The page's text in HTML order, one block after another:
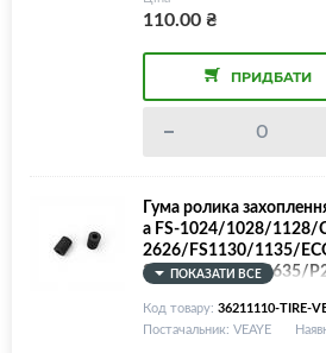
110.00₴
ПРИДБАТИ
Гума ролика
a FS-1024/1028/1128/
2626/FS1130/1135/
35/2135/2530/2635/
6/M6026/6526/
36211110
ПОКАЗАТИ ВСЕ
Код товару: 36211110-TIRE-
Постачальник: VEAYE